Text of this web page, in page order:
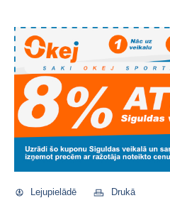
Lejupielādē Drukā